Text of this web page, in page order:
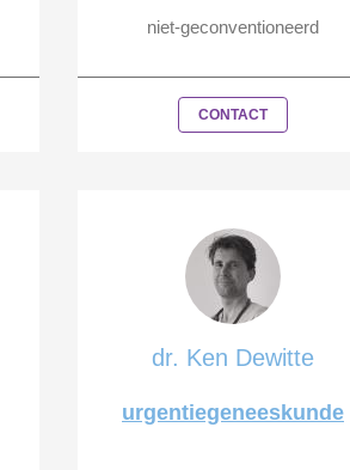
niet-geconventioneerd
CONTACT
dr. Ken Dewitte
urgentiegeneeskunde